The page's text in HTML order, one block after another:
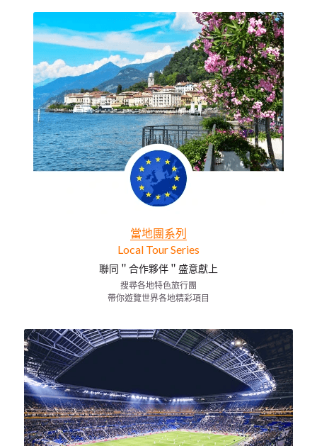
當地團系列
Local Tour Series
聯同＂合作夥伴＂盛意獻上
搜尋各地特色旅行團
帶你遊覽世界各地精彩項目